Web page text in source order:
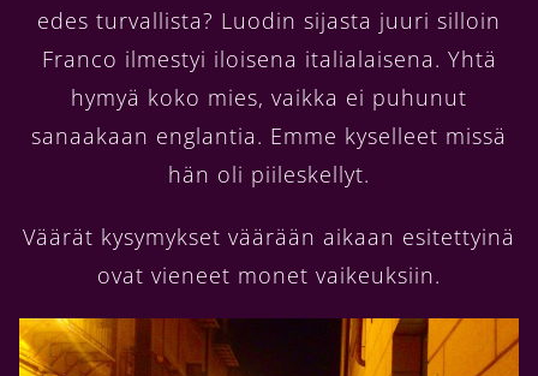
edes turvallista? Luodin sijasta juuri silloin
Franco ilmestyi iloisena italialaisena. Yhtä
hymyä koko mies, vaikka ei puhunut
sanaakaan englantia. Emme kyselleet missä
hän oli piileskellyt.
Väärät kysymykset väärään aikaan esitettyinä
ovat vieneet monet vaikeuksiin.